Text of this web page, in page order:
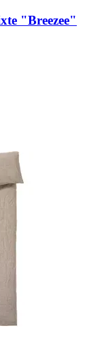
"Breezee"